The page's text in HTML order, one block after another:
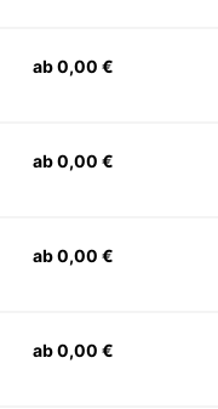
ab 0,00 €
ab 0,00 €
ab 0,00 €
ab 0,00 €